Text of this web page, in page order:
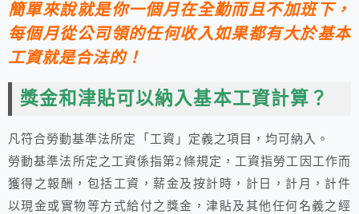
簡單來說就是你一個月在全勤而且不加班下，
每個月從公司領的任何收入如果都有大於基本
工資就是合法的！
獎金和津貼可以納入基本工資計算？
凡符合勞動基準法所定「工資」定義之項目，均可納入。
勞動基準法所定之工資係指第2條規定，工資指勞工因工作而
獲得之報酬，包括工資，薪金及按計時，計日，計月，計件
以現金或實物等方式給付之獎金，津貼及其他任何名義之經